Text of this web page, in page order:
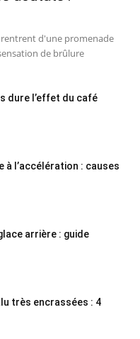
rentrent d'une promenade
de brûlure
dure l’effet du café
à l’accélération : causes
arrière : guide
très encrassées : 4